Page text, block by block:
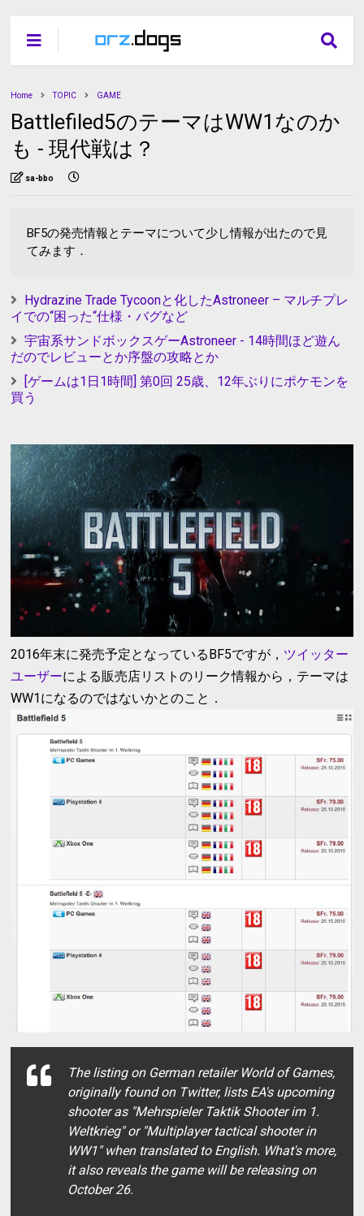
Home TOPIC GAME
Battlefiled5のテーマはWW1なのか
も - 現代戦は？
sa-bbo
BF5の発売情報とテーマについて少し情報が出たので見
てみます．
Hydrazine Trade Tycoonと化したAstroneer – マルチプレ
イでの“困った“仕様・バグなど
宇宙系サンドボックスゲーAstroneer - 14時間ほど遊ん
だのでレビューとか序盤の攻略とか
[ゲームは1日1時間] 第0回 25歳、12年ぶりにポケモンを
買う
2016年末に発売予定となっているBF5ですが， ツイッター
ユーザーによる販売店リストのリーク情報から，テーマは
WW1になるのではないかとのこと．
The listing on German retailer World of Games,
originally found on Twitter, lists EA's upcoming
shooter as "Mehrspieler Taktik Shooter im 1.
Weltkrieg" or "Multiplayer tactical shooter in
WW1" when translated to English. What's more,
it also reveals the game will be releasing on
October 26.